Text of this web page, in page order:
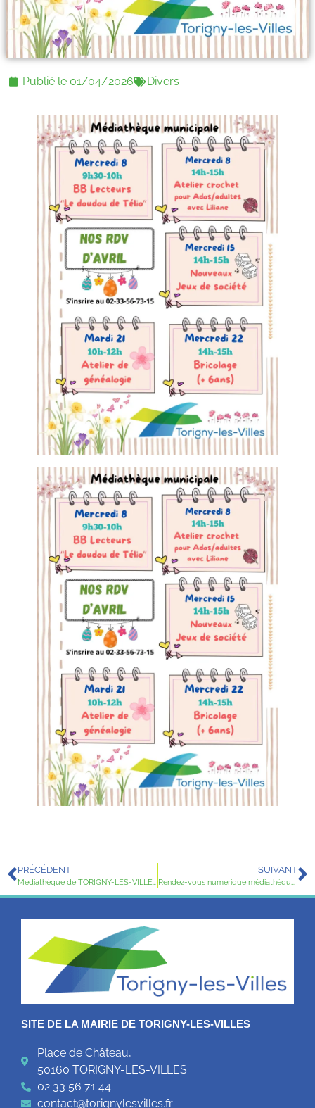
Publié le 01/04/2026 Divers
PRÉCÉDENT SUIVANT
SITE DE LA MAIRIE DE TORIGNY-LES-VILLES
Place de Château,
50160 TORIGNY-LES-VILLES
02 33 56 71 44
contact@torignylesvilles.fr